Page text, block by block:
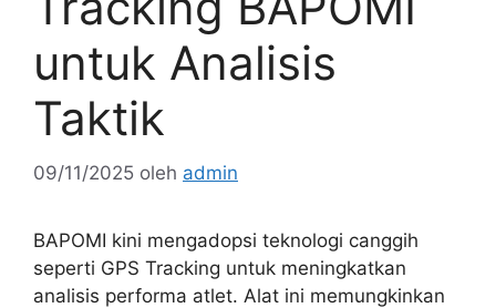
untuk Analisis
Taktik
09/11/2025 oleh admin
BAPOMI kini mengadopsi teknologi canggih
seperti GPS Tracking untuk meningkatkan
analisis performa atlet. Alat ini memungkinkan